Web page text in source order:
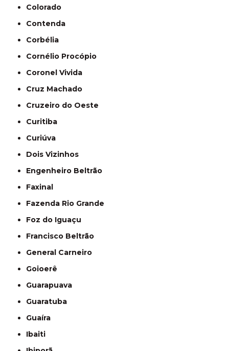
Colorado
Contenda
Corbélia
Cornélio Procópio
Coronel Vivida
Cruz Machado
Cruzeiro do Oeste
Curitiba
Curiúva
Dois Vizinhos
Engenheiro Beltrão
Faxinal
Fazenda Rio Grande
Foz do Iguaçu
Francisco Beltrão
General Carneiro
Goioerê
Guarapuava
Guaratuba
Guaíra
Ibaiti